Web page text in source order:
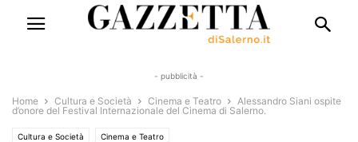
- pubblicità -
Home Cultura e Società Cinema e Teatro
Alessandro Siani ospite
d’onore del Festival Internazionale del Cinema di Salerno.
Cultura e Società Cinema e Teatro